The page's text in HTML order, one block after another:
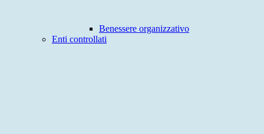
Benessere organizzativo
Enti controllati